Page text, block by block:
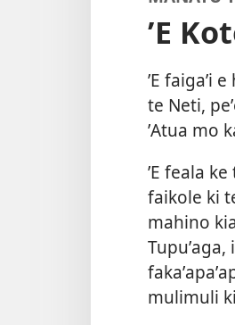
ʼE
ʼE faigaʼi
te Neti,
ʼAtua mo
ʼE feala
faikole ki
mahino
Tupuʼaga,
mulimuli ki